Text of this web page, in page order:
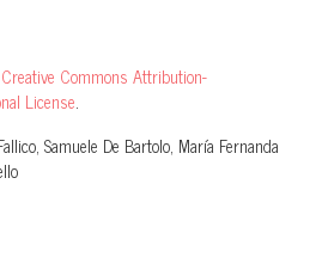
Creative Commons Attribution-
License.
Samuele De Bartolo, María Fernanda